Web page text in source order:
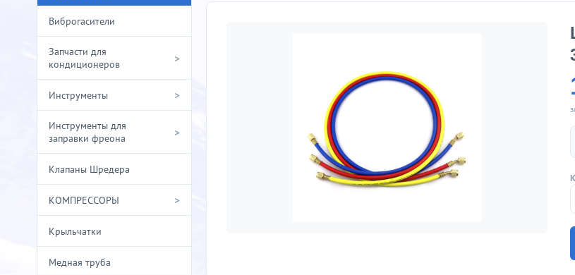
Виброгасители
Запчасти для
кондиционеров
>
Инструменты >
Инструменты для
заправки фреона
>
Клапаны Шредера
КОМПРЕССОРЫ >
Крыльчатки
Медная труба